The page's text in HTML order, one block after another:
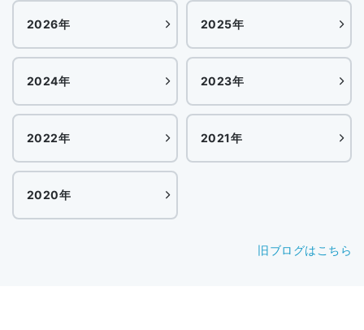
2026年 2025年
2024年 2023年
2022年 2021年
2020年
旧ブログはこちら